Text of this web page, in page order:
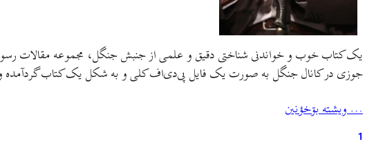
یک کتاب خوب و خواندنی شناختی دقیق و علمی از جنبش جنگل، مجموعه مقالات
جوزی در کانال جنگل به صورت یک فایل پی‌دی‌اف کلی و به شکل یک کتاب
… ويشته بۊخؤنين
1